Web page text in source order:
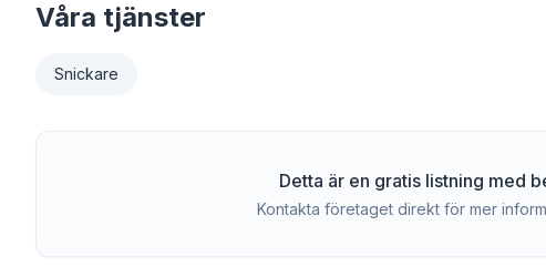
Våra tjänster
Snickare
Detta är en gratis listning med
Kontakta företaget direkt för mer